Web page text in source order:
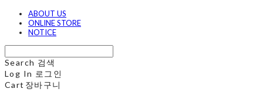
ABOUT US
ONLINE STORE
NOTICE
Search 검색
Log In 로그인
Cart 장바구니